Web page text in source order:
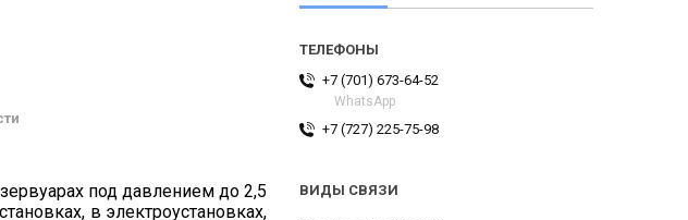
под давлением до 2,5
в электроустановках,
+7 (701) 673-64-52
WhatsApp
+7 (727) 225-75-98